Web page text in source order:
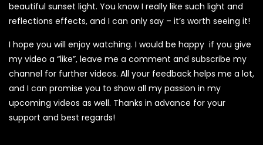
beautiful sunset light. You know I really like such light and
reflections effects, and I can only say – it’s worth seeing it!
I hope you will enjoy watching. I would be happy if you give
my video a “like”, leave me a comment and subscribe my
channel for further videos. All your feedback helps me a lot,
and I can promise you to show all my passion in my
upcoming videos as well. Thanks in advance for your
support and best regards!